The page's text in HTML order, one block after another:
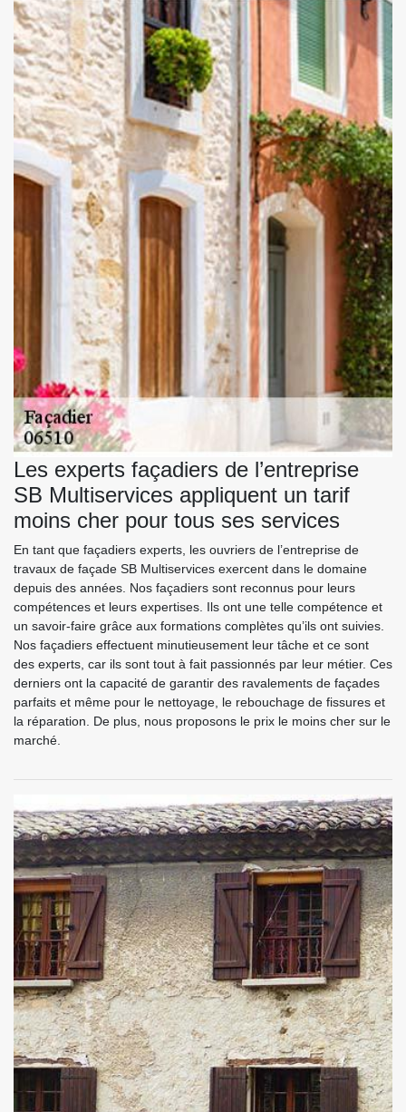
Les experts façadiers de l’entreprise
SB Multiservices appliquent un tarif
moins cher pour tous ses services
En tant que façadiers experts, les ouvriers de l’entreprise de
travaux de façade SB Multiservices exercent dans le domaine
depuis des années. Nos façadiers sont reconnus pour leurs
compétences et leurs expertises. Ils ont une telle compétence et
un savoir-faire grâce aux formations complètes qu’ils ont suivies.
Nos façadiers effectuent minutieusement leur tâche et ce sont
des experts, car ils sont tout à fait passionnés par leur métier. Ces
derniers ont la capacité de garantir des ravalements de façades
parfaits et même pour le nettoyage, le rebouchage de fissures et
la réparation. De plus, nous proposons le prix le moins cher sur le
marché.